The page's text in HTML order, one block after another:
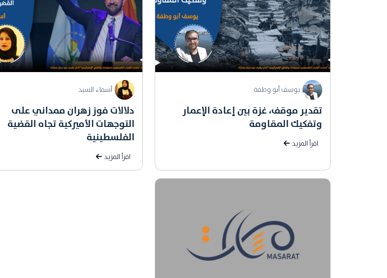
يوسف أبو وطفة
تقدير موقف، غزة بين إعادة الإعمار
وتفكيك المقاومة
اقرأ المزيد
أسماء السيد
دلالات فوز زهران ممداني على
التوجهات الأميركية تجاه القضية
الفلسطينية
اقرأ المزيد